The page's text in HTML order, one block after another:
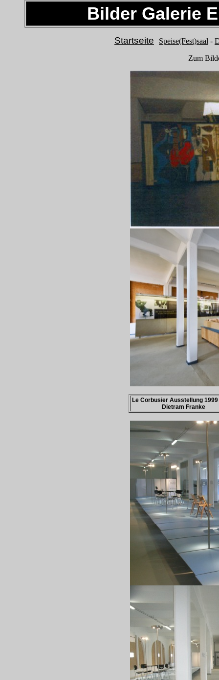
Bilder Galerie
Startseite Speise(Fest)saal -
Zum
Le Corbusier Ausstellung 1999
Dietram Franke